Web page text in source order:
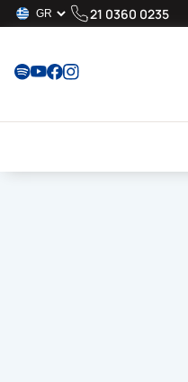
21 0360 0235